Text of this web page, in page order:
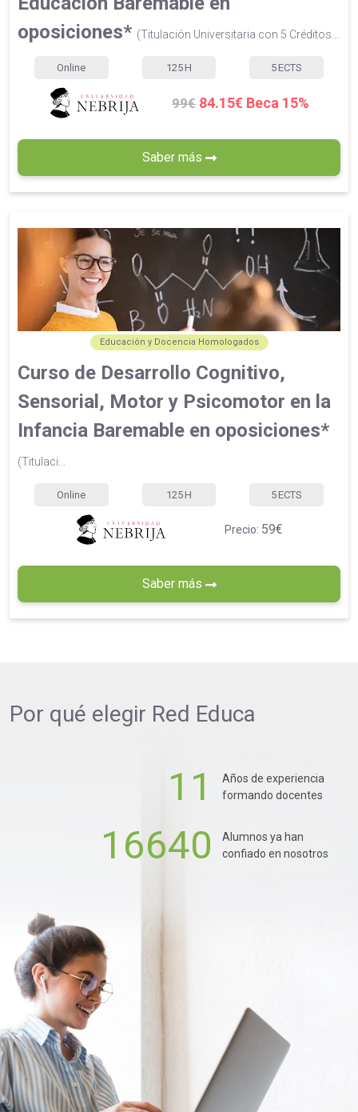
oposiciones* (Titulación Universitaria con 5 Créditos...
Online 125 H 5 ECTS
99€ 84.15€ Beca 15%
Saber más
Educación y Docencia Homologados
Curso de Desarrollo Cognitivo,
Sensorial, Motor y Psicomotor en la
Infancia Baremable en oposiciones*
(Titulaci...
Online 125 H 5 ECTS
Precio: 59€
Saber más
Por qué elegir Red Educa
11
Años de experiencia
formando docentes
16640
Alumnos ya han
confiado en nosotros